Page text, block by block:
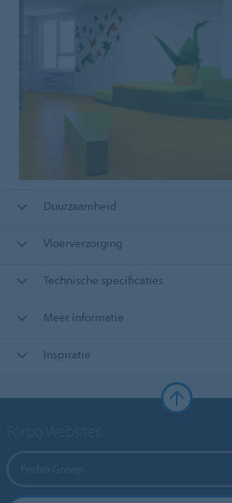
Duurzaamheid
Vloerverzorging
Technische specificaties
Meer informatie
Inspiratie